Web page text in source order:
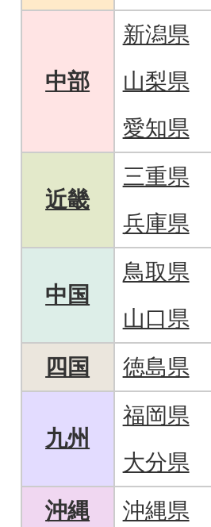
中部
新潟県
山梨県
愛知県
近畿
三重県
兵庫県
中国
鳥取県
山口県
四国
徳島県
九州
福岡県
大分県
沖縄
沖縄県